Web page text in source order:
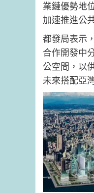
業鏈優勢地
加速推進公
都發局表示
合作開發中
公空間，以
未來搭配亞